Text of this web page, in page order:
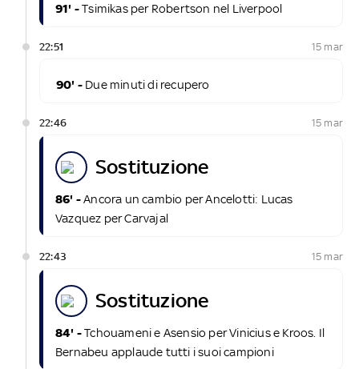
91' -Tsimikas per Robertson nel Liverpool
22:51 15 mar
90' - Due minuti di recupero
22:46 15 mar
sostituzione
86' -Ancora un cambio per Ancelotti: Lucas
Vazquez per Carvajal
22:43 15 mar
sostituzione
84' -Tchouameni e Asensio per Vinicius e Kroos. Il
Bernabeu applaude tutti i suoi campioni